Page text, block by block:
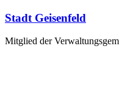
Stadt Geisenfeld
Mitglied der